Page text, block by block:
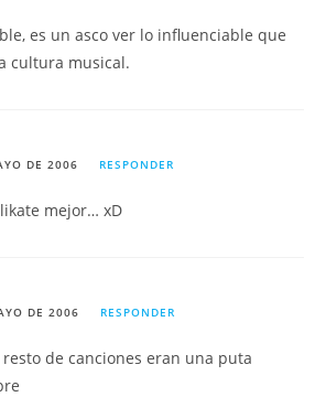
es un asco ver lo influenciable que
cultura musical.
DE 2006 RESPONDER
mejor… xD
DE 2006 RESPONDER
de canciones eran una puta